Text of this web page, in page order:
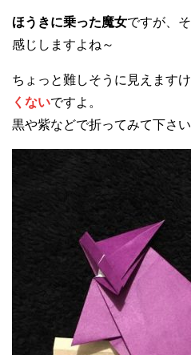
ほうきに乗った魔女ですが、
感じしますよね～
ちょっと難しそうに見えますけ
くないですよ。
黒や紫などで折ってみて下さい